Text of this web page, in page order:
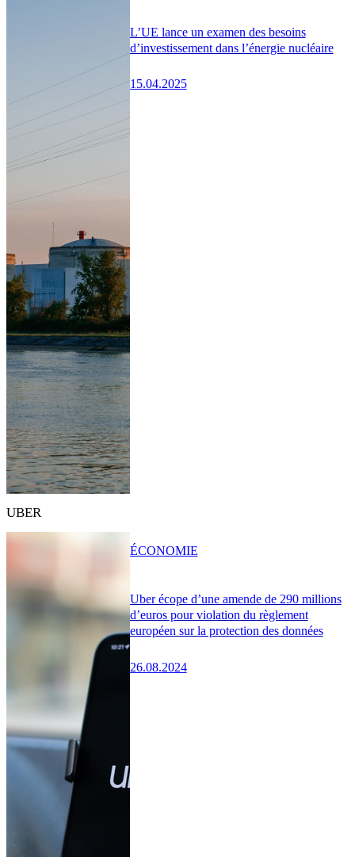
L’UE lance un examen des besoins
d’investissement dans l’énergie nucléaire
15.04.2025
UBER
Uber écope d’une amende de 290 millions
d’euros pour violation du règlement
européen sur la protection des données
26.08.2024
ÉCONOMIE